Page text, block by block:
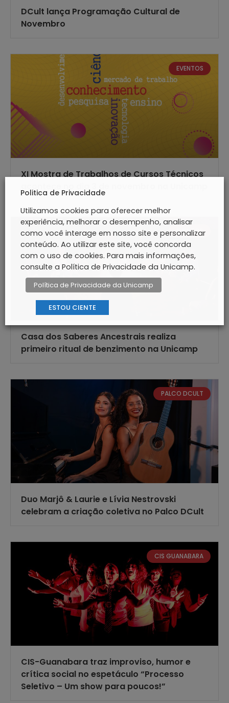
DCult lança Programação Cultural de
Novembro
EVENTOS
XI Mostra de Trabalhos de Cursos Técnicos
EVENTOS
Casa dos Saberes Ancestrais realiza
primeiro ritual de benzimento na Unicamp
PALCO DCULT
Duo Marjô & Laurie e Lívia Nestrovski
celebram a criação coletiva no Palco DCult
CIS GUANABARA
CIS-Guanabara traz improviso, humor e
crítica social no espetáculo “Processo
Seletivo – Um show para poucos!”
Politica de Privacidade
Utilizamos cookies para oferecer melhor
experiência, melhorar o desempenho, analisar
como você interage em nosso site e personalizar
conteúdo. Ao utilizar este site, você concorda
com o uso de cookies. Para mais informações,
consulte a Política de Privacidade da Unicamp.
Política de Privacidade da Unicamp
ESTOU CIENTE